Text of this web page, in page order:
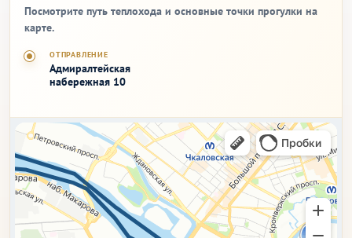
Посмотрите путь теплохода и основные точки прогулки на
карте.
ОТПРАВЛЕНИЕ
Адмиралтейская
набережная 10